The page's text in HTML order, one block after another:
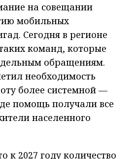
на совещании
мобильных
Сегодня в регионе
команд, которые
обращениям.
необходимость
более системной —
помощь получали все
населенного
к 2027 году количество